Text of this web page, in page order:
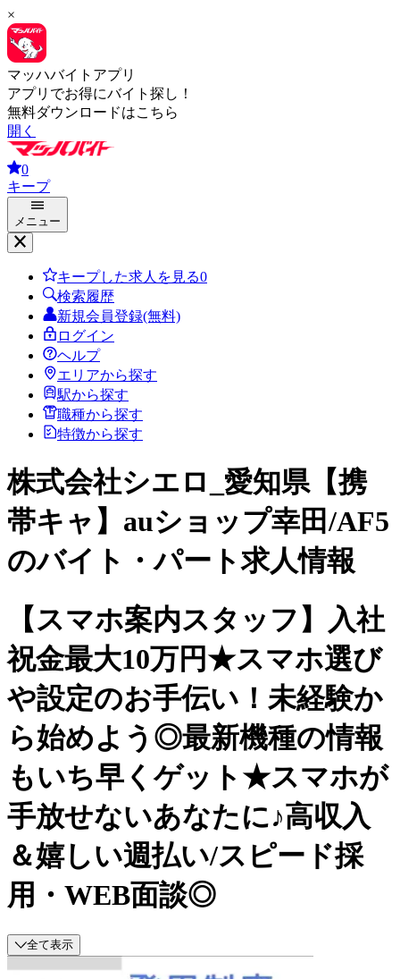
×
マッハバイトアプリ
アプリでお得にバイト探し！
無料ダウンロードはこちら
開く
0
キープ
メニュー
キープした求人を見る0
検索履歴
新規会員登録(無料)
ログイン
ヘルプ
エリアから探す
駅から探す
職種から探す
特徴から探す
株式会社シエロ_愛知県【携
帯キャ】auショップ幸田/AF5
のバイト・パート求人情報
【スマホ案内スタッフ】入社
祝金最大10万円★スマホ選び
や設定のお手伝い！未経験か
ら始めよう◎最新機種の情報
もいち早くゲット★スマホが
手放せないあなたに♪高収入
＆嬉しい週払い/スピード採
用・WEB面談◎
全て表示